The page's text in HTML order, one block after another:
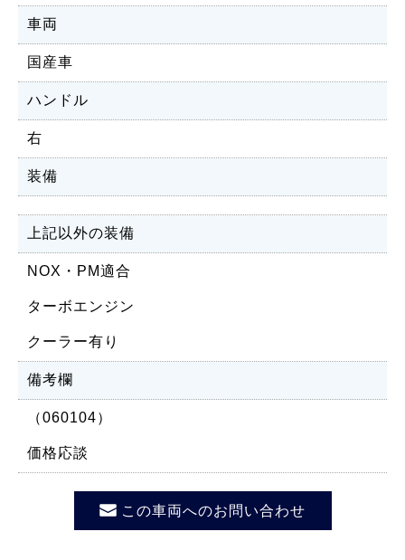
車両
国産車
ハンドル
右
装備
上記以外の装備
NOX・PM適合
ターボエンジン
クーラー有り
備考欄
（060104）
価格応談
この車両へのお問い合わせ